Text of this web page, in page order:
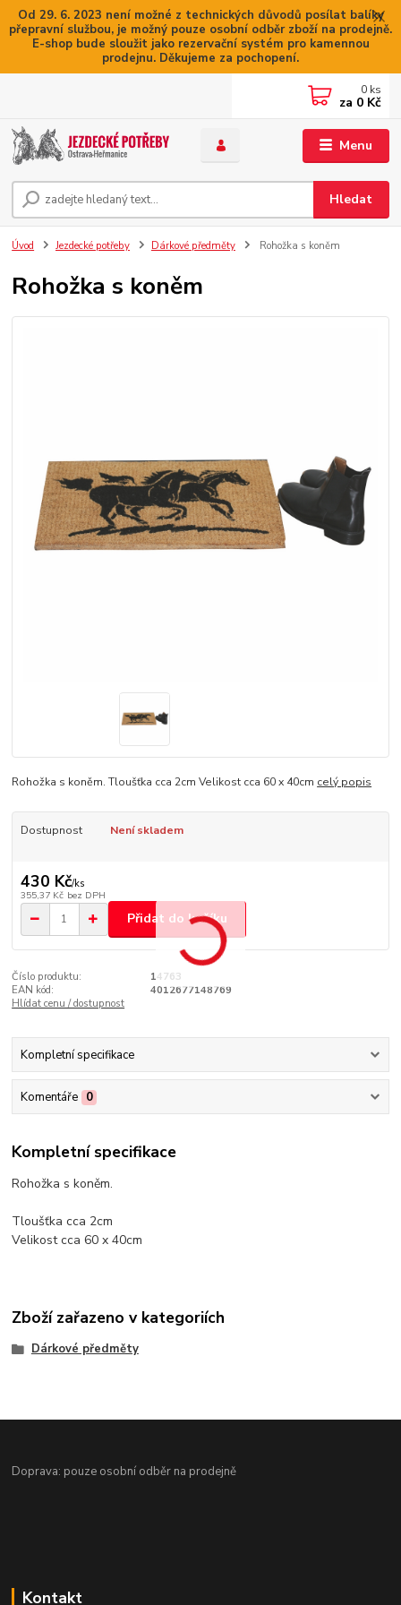
Od 29. 6. 2023 není možné z technických důvodů posílat balíky
přepravní službou, je možný pouze osobní odběr zboží na prodejně.
E-shop bude sloužit jako rezervační systém pro kamennou
prodejnu. Děkujeme za pochopení.
Menu
Hledat
0 ks
za 0 Kč
Úvod Jezdecké potřeby Dárkové předměty Rohožka s koněm
Rohožka s koněm
Rohožka s koněm. Tloušťka cca 2cm Velikost cca 60 x 40cm celý popis
Dostupnost Není skladem
430 Kč/ks
355,37 Kč bez DPH
Přidat do košíku
Číslo produktu:
14763
EAN kód:
4012677148769
Hlídat cenu / dostupnost
Kompletní specifikace
Komentáře 0
Kompletní specifikace
Rohožka s koněm.
Tloušťka cca 2cm
Velikost cca 60 x 40cm
Zboží zařazeno v kategoriích
Dárkové předměty
Doprava: pouze osobní odběr na prodejně
Kontakt